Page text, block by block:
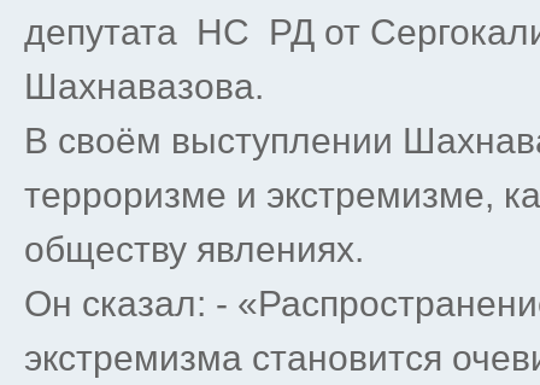
депутата НС РД от
Шахнавазова.
В своём выступлении
терроризме и экстремизме,
обществу явлениях.
Он сказал: -
экстремизма становится